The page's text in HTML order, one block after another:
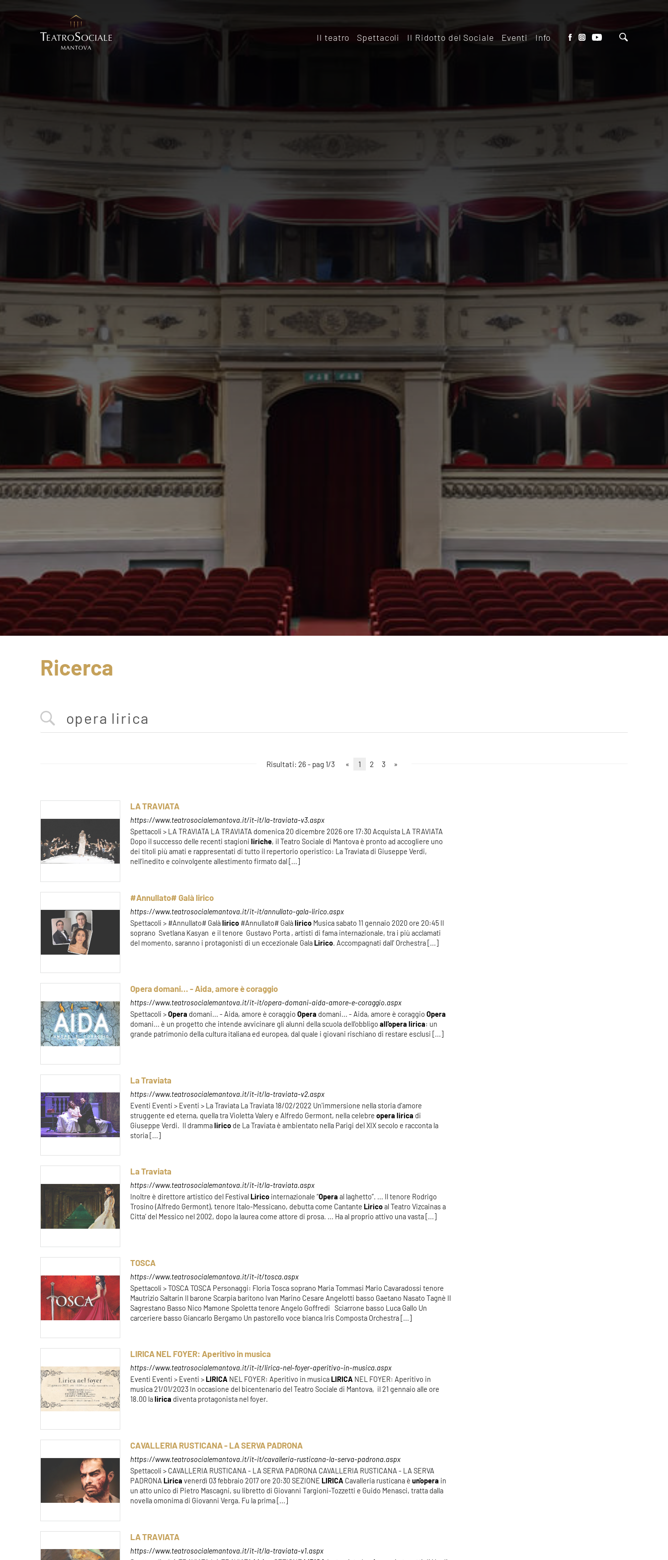
Il teatro Spettacoli Il Ridotto del Sociale
Archivio Eventi del
Eventi Info
Dove siamo
Ricerca
Risultati: 26 - pag 1/3 « 1 2 3 »
LA TRAVIATA
https://www.teatrosocialemantova.it/it-it/la-traviata-v3.aspx
Spettacoli > LA TRAVIATA LA TRAVIATA domenica 20 dicembre 2026 ore 17:30 Acquista LA TRAVIATA
Dopo il successo delle recenti stagioniliriche, il Teatro Sociale di Mantova è pronto ad accogliere uno
dei titoli più amati e rappresentati di tutto il repertorio operistico: La Traviata di Giuseppe Verdi,
nell’inedito e coinvolgente allestimento firmato dal [...]
#Annullato# Galà lirico
https://www.teatrosocialemantova.it/it-it/annullato-gala-lirico.aspx
Spettacoli > #Annullato# Galàlirico #Annullato# Galàlirico Musica sabato 11 gennaio 2020 ore 20:45 Il
soprano Svetlana Kasyan e il tenore Gustavo Porta , artisti di fama internazionale, tra i più acclamati
del momento, saranno i protagonisti di un eccezionale GalaLirico. Accompagnati dall' Orchestra [...]
Opera domani... - Aida, amore è coraggio
https://www.teatrosocialemantova.it/it-it/opera-domani-aida-amore-e-coraggio.aspx
Spettacoli >Opera domani... - Aida, amore è coraggioOpera domani... - Aida, amore è coraggioOpera
domani... è un progetto che intende avvicinare gli alunni della scuola dell'obbligoall'opera lirica: un
grande patrimonio della cultura italiana ed europea, dal quale i giovani rischiano di restare esclusi [...]
La Traviata
https://www.teatrosocialemantova.it/it-it/la-traviata-v2.aspx
Eventi Eventi > Eventi > La Traviata La Traviata 18/02/2022 Un'immersione nella storia d'amore
struggente ed eterna, quella tra Violetta Valery e Alfredo Germont, nella celebreopera lirica di
Giuseppe Verdi. Il drammalirico de La Traviata è ambientato nella Parigi del XIX secolo e racconta la
storia [...]
La Traviata
https://www.teatrosocialemantova.it/it-it/la-traviata.aspx
Inoltre è direttore artistico del FestivalLirico internazionale “Opera al laghetto”. ... Il tenore Rodrigo
Trosino (Alfredo Germont), tenore Italo-Messicano, debutta come CantanteLiricoal Teatro Vizcainas a
Citta’ del Messico nel 2002, dopo la laurea come attore di prosa. ... Ha al proprio attivo una vasta [...]
TOSCA
https://www.teatrosocialemantova.it/it-it/tosca.aspx
Spettacoli > TOSCA TOSCA Personaggi: Floria Tosca soprano Maria Tommasi Mario Cavaradossi tenore
Mautrizio Saltarin Il barone Scarpia baritono Ivan Marino Cesare Angelotti basso Gaetano Nasato Tagnè Il
Sagrestano Basso Nico Mamone Spoletta tenore Angelo Goffredi Sciarrone basso Luca Gallo Un
carceriere basso Giancarlo Bergamo Un pastorello voce bianca Iris Composta Orchestra [...]
LIRICA NEL FOYER: Aperitivo in musica
https://www.teatrosocialemantova.it/it-it/lirica-nel-foyer-aperitivo-in-musica.aspx
Eventi Eventi > Eventi >LIRICA NEL FOYER: Aperitivo in musicaLIRICA NEL FOYER: Aperitivo in
musica 21/01/2023 In occasione del bicentenario del Teatro Sociale di Mantova, il 21 gennaio alle ore
18.00 lalirica diventa protagonista nel foyer.
CAVALLERIA RUSTICANA - LA SERVA PADRONA
https://www.teatrosocialemantova.it/it-it/cavalleria-rusticana-la-serva-padrona.aspx
Spettacoli > CAVALLERIA RUSTICANA - LA SERVA PADRONA CAVALLERIA RUSTICANA - LA SERVA
PADRONALirica venerdì 03 febbraio 2017 ore 20:30 SEZIONELIRICA Cavalleria rusticana èun'opera in
un atto unico di Pietro Mascagni, su libretto di Giovanni Targioni-Tozzetti e Guido Menasci, tratta dalla
novella omonima di Giovanni Verga. Fu la prima [...]
LA TRAVIATA
https://www.teatrosocialemantova.it/it-it/la-traviata-v1.aspx